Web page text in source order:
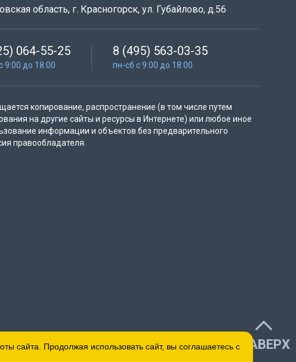
область, г. Красногорск, ул. Губайлово, д.56
064-55-25
9:00 до 18:00
8 (495) 563-03-35
пн-сб с 9:00 до 18:00
копирование, распространение (в том числе путем
на другие сайты и ресурсы в Интернете) или любое иное
информации и объектов без предварительного
правообладателя.
НАВЕРХ
сайта. Продолжая использовать сайт, вы соглашаетесь с